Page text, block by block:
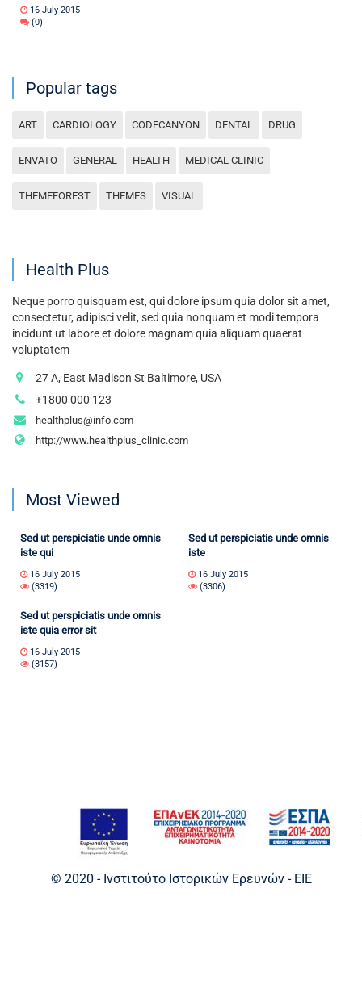
16 July 2015
(0)
Popular tags
ART CARDIOLOGY CODECANYON DENTAL DRUG
ENVATO GENERAL HEALTH MEDICAL CLINIC
THEMEFOREST THEMES VISUAL
Health Plus
Neque porro quisquam est, qui dolore ipsum quia dolor sit amet,
consectetur, adipisci velit, sed quia nonquam et modi tempora
incidunt ut labore et dolore magnam quia aliquam quaerat
voluptatem
27 A, East Madison St Baltimore, USA
+1800 000 123
healthplus@info.com
http://www.healthplus_clinic.com
Most Viewed
Sed ut perspiciatis unde omnis
iste qui
16 July 2015
(3319)
Sed ut perspiciatis unde omnis
iste
16 July 2015
(3306)
Sed ut perspiciatis unde omnis
iste quia error sit
16 July 2015
(3157)
© 2020 - Ινστιτούτο Ιστορικών Ερευνών - EIE